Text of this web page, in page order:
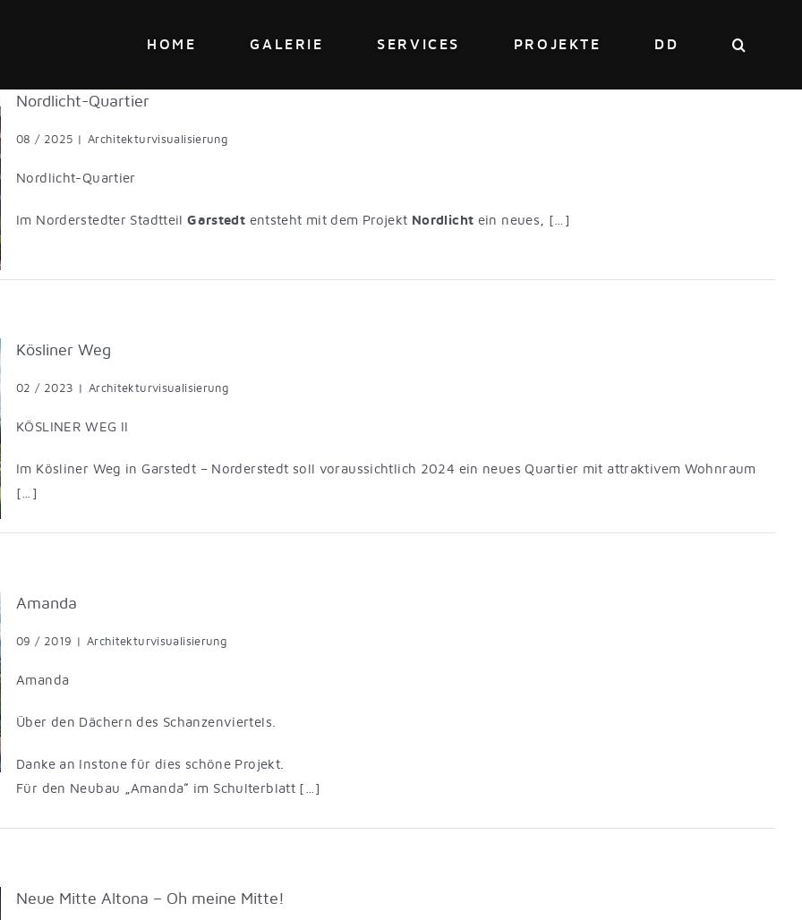
HOME GALERIE SERVICES PROJEKTE DD
Nordlicht-Quartier
08 / 2025 | Architekturvisualisierung
Nordlicht-Quartier
Im Norderstedter StadtteilGarstedt entsteht mit dem Projekt Nordlicht ein neues, […]
Kösliner Weg
02 / 2023 | Architekturvisualisierung
KÖSLINER WEG II
Im Kösliner Weg in Garstedt – Norderstedt soll voraussichtlich 2024 ein neues Quartier mit attraktivem Wohnraum
[…]
Amanda
09 / 2019 | Architekturvisualisierung
Amanda
Über den Dächern des Schanzenviertels.
Danke an Instone für dies schöne Projekt.
Für den Neubau „Amanda“ im Schulterblatt […]
Neue Mitte Altona – Oh meine Mitte!